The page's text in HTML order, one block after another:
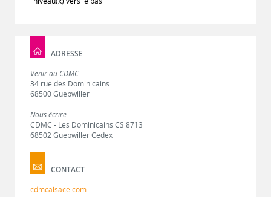
ADRESSE
Venir au CDMC :
34 rue des Dominicains
68500 Guebwiller
Nous écrire :
CDMC - Les Dominicains CS 8713
68502 Guebwiller Cedex
CONTACT
cdmcalsace.com